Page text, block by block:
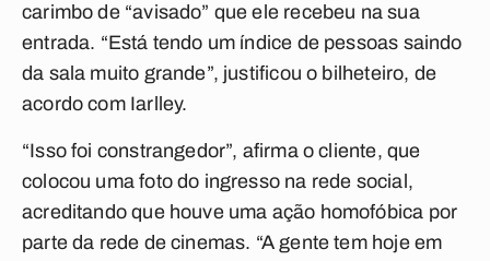
carimbo de “avisado” que ele recebeu na sua
entrada. “Está tendo um índice de pessoas saindo
da sala muito grande”, justificou o bilheteiro, de
acordo com Iarlley.
“Isso foi constrangedor”, afirma o cliente, que
colocou uma foto do ingresso na rede social,
acreditando que houve uma ação homofóbica por
parte da rede de cinemas. “A gente tem hoje em